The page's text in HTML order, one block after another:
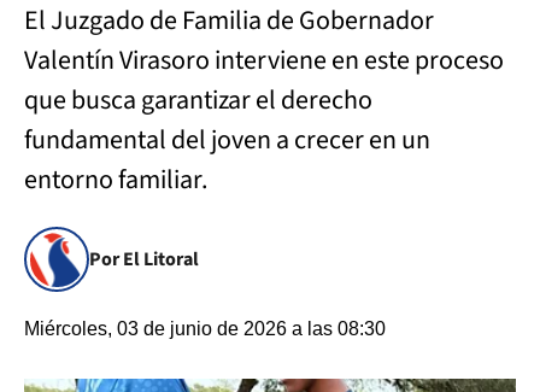
El Juzgado de Familia de Gobernador
Valentín Virasoro interviene en este proceso
que busca garantizar el derecho
fundamental del joven a crecer en un
entorno familiar.
Por El Litoral
Miércoles, 03 de junio de 2026 a las 08:30